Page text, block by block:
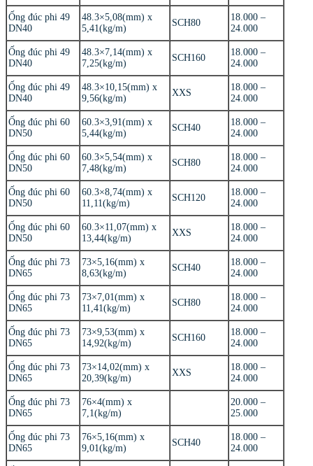
Ống đúc phi 49
DN40
48.3×5,08(mm) x
5,41(kg/m)
SCH80
18.000 –
24.000
Ống đúc phi 49
DN40
48.3×7,14(mm) x
7,25(kg/m)
SCH160
18.000 –
24.000
Ống đúc phi 49
DN40
48.3×10,15(mm) x
9,56(kg/m)
XXS
18.000 –
24.000
Ống đúc phi 60
DN50
60.3×3,91(mm) x
5,44(kg/m)
SCH40
18.000 –
24.000
Ống đúc phi 60
DN50
60.3×5,54(mm) x
7,48(kg/m)
SCH80
18.000 –
24.000
Ống đúc phi 60
DN50
60.3×8,74(mm) x
11,11(kg/m)
SCH120
18.000 –
24.000
Ống đúc phi 60
DN50
60.3×11,07(mm) x
13,44(kg/m)
XXS
18.000 –
24.000
Ống đúc phi 73
DN65
73×5,16(mm) x
8,63(kg/m)
SCH40
18.000 –
24.000
Ống đúc phi 73
DN65
73×7,01(mm) x
11,41(kg/m)
SCH80
18.000 –
24.000
Ống đúc phi 73
DN65
73×9,53(mm) x
14,92(kg/m)
SCH160
18.000 –
24.000
Ống đúc phi 73
DN65
73×14,02(mm) x
20,39(kg/m)
XXS
18.000 –
24.000
Ống đúc phi 73
DN65
76×4(mm) x
7,1(kg/m)
20.000 –
25.000
Ống đúc phi 73
DN65
76×5,16(mm) x
9,01(kg/m)
SCH40
18.000 –
24.000